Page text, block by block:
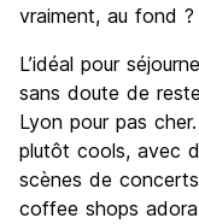
Bonnes affaires
vraiment, au fond ?
L’idéal pour
sans doute de
Lyon pour pas
plutôt cools, avec
scènes de
coffee shops